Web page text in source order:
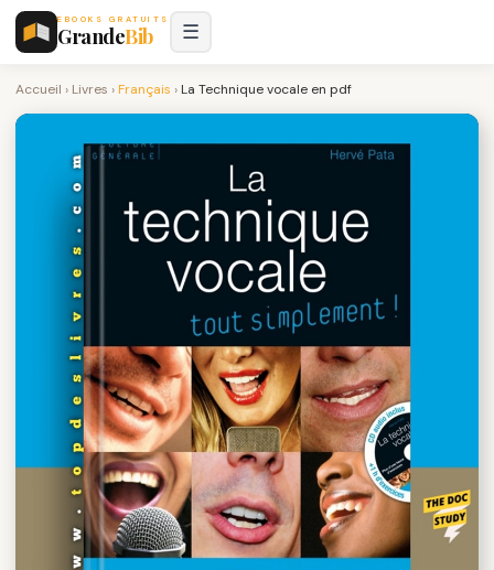
EBOOKS GRATUITS
GrandeBib ☰
Accueil › Livres ›Français › La Technique vocale en pdf